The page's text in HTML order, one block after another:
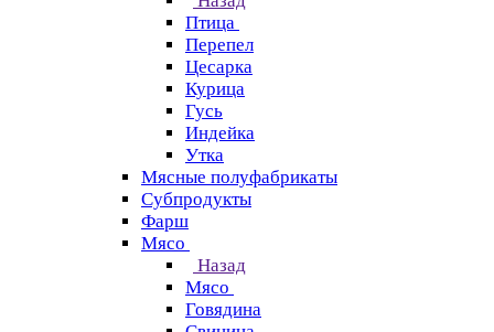
Птица
Перепел
Цесарка
Курица
Гусь
Индейка
Утка
Мясные полуфабрикаты
Субпродукты
Фарш
Мясо
Назад
Мясо
Говядина